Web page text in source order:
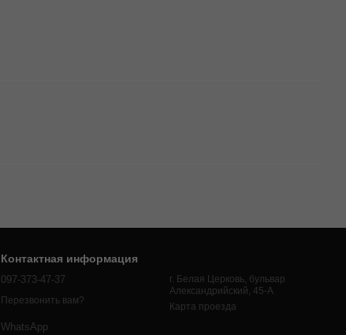
Контактная информация
097-373-47-37
Перезвонить вам?
WhatsApp
г. Белая Церковь, бульвар
Александрийский, 45-А
Карта проезда